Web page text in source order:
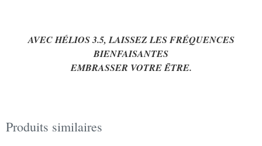
AVEC HÉLIOS 3.5, LAISSEZ LES FRÉQUENCES
BIENFAISANTES
EMBRASSER VOTRE ĒTRE.
Produits similaires